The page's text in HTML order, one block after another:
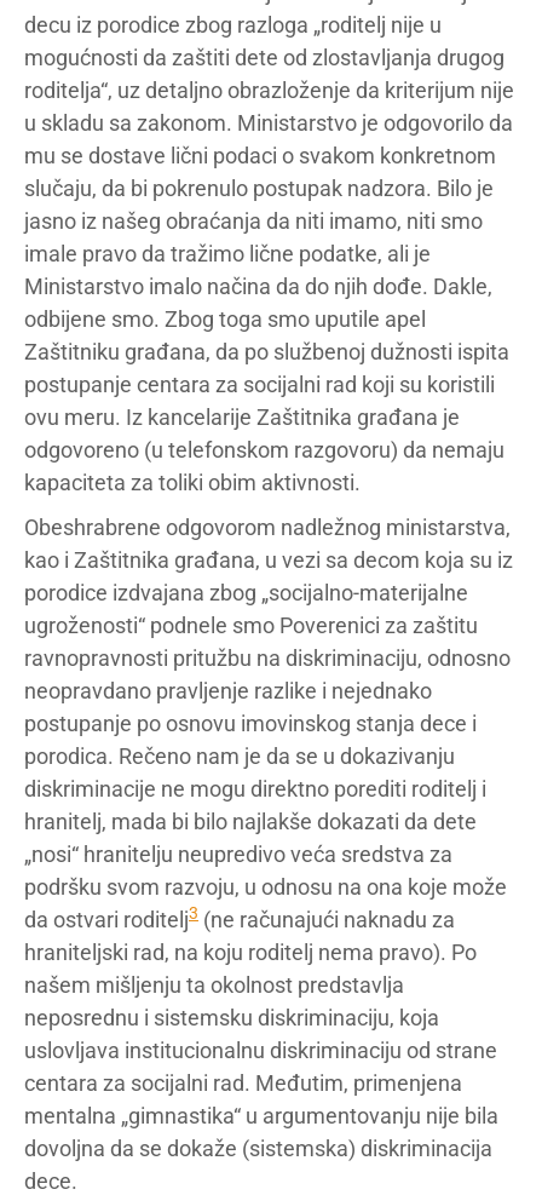
decu iz porodice zbog razloga „roditelj nije u
mogućnosti da zaštiti dete od zlostavljanja drugog
roditelja“, uz detaljno obrazloženje da kriterijum nije
u skladu sa zakonom. Ministarstvo je odgovorilo da
mu se dostave lični podaci o svakom konkretnom
slučaju, da bi pokrenulo postupak nadzora. Bilo je
jasno iz našeg obraćanja da niti imamo, niti smo
imale pravo da tražimo lične podatke, ali je
Ministarstvo imalo načina da do njih dođe. Dakle,
odbijene smo. Zbog toga smo uputile apel
Zaštitniku građana, da po službenoj dužnosti ispita
postupanje centara za socijalni rad koji su koristili
ovu meru. Iz kancelarije Zaštitnika građana je
odgovoreno (u telefonskom razgovoru) da nemaju
kapaciteta za toliki obim aktivnosti.
Obeshrabrene odgovorom nadležnog ministarstva,
kao i Zaštitnika građana, u vezi sa decom koja su iz
porodice izdvajana zbog „socijalno-materijalne
ugroženosti“ podnele smo Poverenici za zaštitu
ravnopravnosti pritužbu na diskriminaciju, odnosno
neopravdano pravljenje razlike i nejednako
postupanje po osnovu imovinskog stanja dece i
porodica. Rečeno nam je da se u dokazivanju
diskriminacije ne mogu direktno porediti roditelj i
hranitelj, mada bi bilo najlakše dokazati da dete
„nosi“ hranitelju neupredivo veća sredstva za
podršku svom razvoju, u odnosu na ona koje može
da ostvari roditelj3 (ne računajući naknadu za
hraniteljski rad, na koju roditelj nema pravo). Po
našem mišljenju ta okolnost predstavlja
neposrednu i sistemsku diskriminaciju, koja
uslovljava institucionalnu diskriminaciju od strane
centara za socijalni rad. Međutim, primenjena
mentalna „gimnastika“ u argumentovanju nije bila
dovoljna da se dokaže (sistemska) diskriminacija
dece.